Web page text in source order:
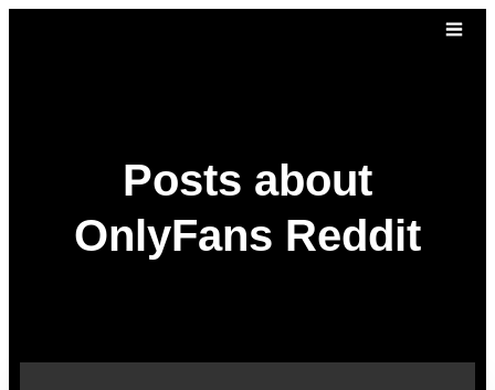
Posts about
OnlyFans Reddit